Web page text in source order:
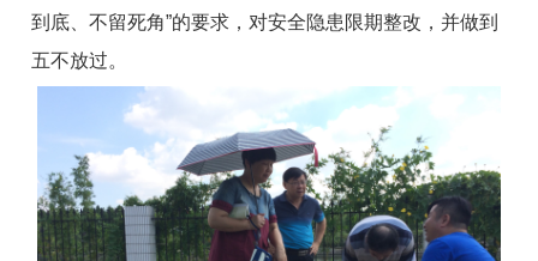
到底、不留死角”的要求，对安全隐患限期整改，并做到
五不放过。